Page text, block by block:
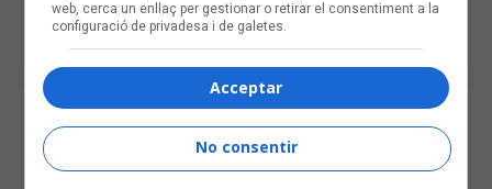
web, cerca un enllaç per gestionar o retirar el consentiment a la
configuració de privadesa i de galetes.
Acceptar
No consentir